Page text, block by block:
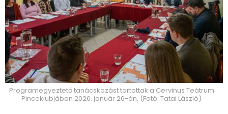
Programegyeztető tanácskozást tartottak a Cervinus Teátrum
Pinceklubjában 2026. január 26-án. (Fotó: Tatai László)